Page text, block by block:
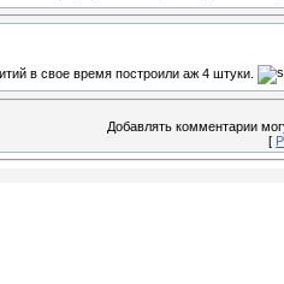
в свое время построили аж 4 штуки.
Добавлять комментарии
[